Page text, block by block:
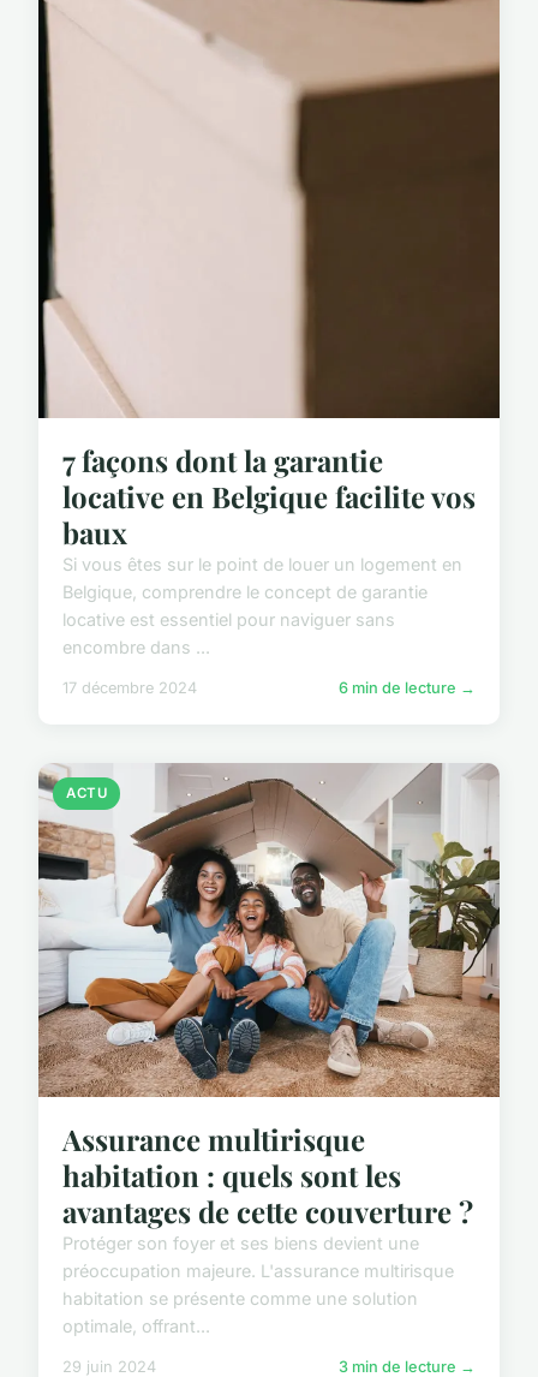
7 façons dont la garantie
locative en Belgique facilite vos
baux
Si vous êtes sur le point de louer un logement en
Belgique, comprendre le concept de garantie
locative est essentiel pour naviguer sans
encombre dans ...
17 décembre 2024 6 min de lecture →
ACTU
Assurance multirisque
habitation : quels sont les
avantages de cette couverture ?
Protéger son foyer et ses biens devient une
préoccupation majeure. L'assurance multirisque
habitation se présente comme une solution
optimale, offrant...
29 juin 2024 3 min de lecture →